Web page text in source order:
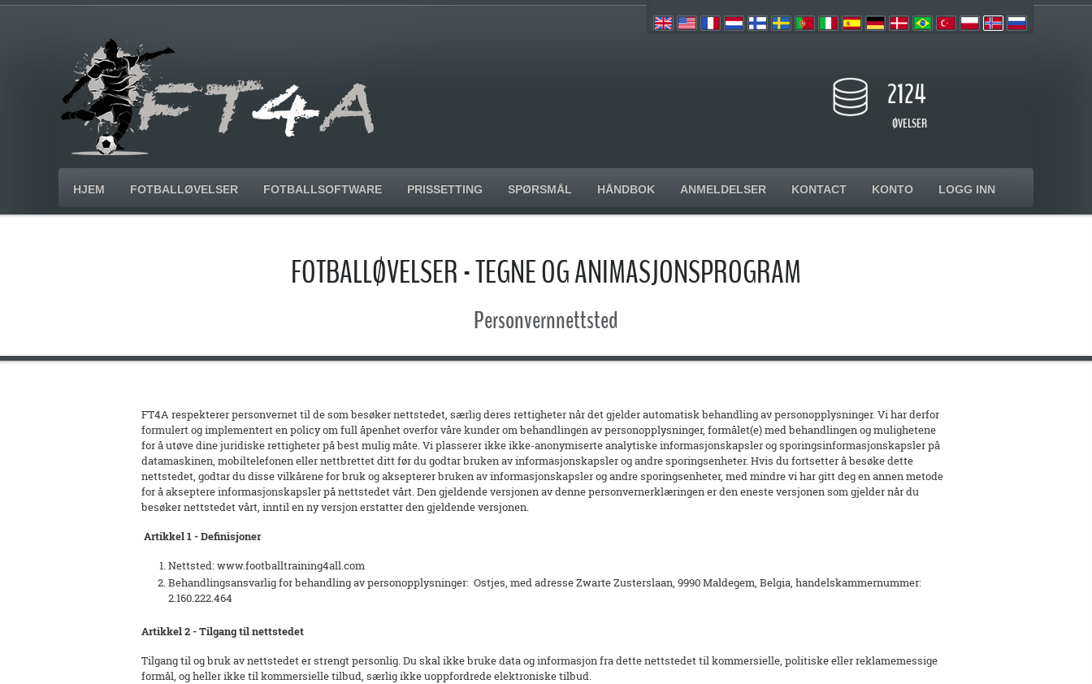
2124
ØVELSER
HJEM FOTBALLØVELSER FOTBALLSOFTWARE PRISSETTING SPØRSMÅL HÅNDBOK ANMELDELSER KONTACT KONTO LOGG INN
FOTBALLØVELSER - TEGNE OG ANIMASJONSPROGRAM
Personvernnettsted
FT4A respekterer personvernet til de som besøker nettstedet, særlig deres rettigheter når det gjelder automatisk behandling av personopplysninger. Vi har derfor
formulert og implementert en policy om full åpenhet overfor våre kunder om behandlingen av personopplysninger, formålet(e) med behandlingen og mulighetene
for å utøve dine juridiske rettigheter på best mulig måte. Vi plasserer ikke ikke-anonymiserte analytiske informasjonskapsler og sporingsinformasjonskapsler på
datamaskinen, mobiltelefonen eller nettbrettet ditt før du godtar bruken av informasjonskapsler og andre sporingsenheter. Hvis du fortsetter å besøke dette
nettstedet, godtar du disse vilkårene for bruk og aksepterer bruken av informasjonskapsler og andre sporingsenheter, med mindre vi har gitt deg en annen metode
for å akseptere informasjonskapsler på nettstedet vårt. Den gjeldende versjonen av denne personvernerklæringen er den eneste versjonen som gjelder når du
besøker nettstedet vårt, inntil en ny versjon erstatter den gjeldende versjonen.
Artikkel 1 - Definisjoner
Nettsted: www.footballtraining4all.com
Behandlingsansvarlig for behandling av personopplysninger: Ostjes, med adresse Zwarte Zusterslaan, 9990 Maldegem, Belgia, handelskammernummer:
2.160.222.464
Artikkel 2 - Tilgang til nettstedet
Tilgang til og bruk av nettstedet er strengt personlig. Du skal ikke bruke data og informasjon fra dette nettstedet til kommersielle, politiske eller reklamemessige
formål, og heller ikke til kommersielle tilbud, særlig ikke uoppfordrede elektroniske tilbud.